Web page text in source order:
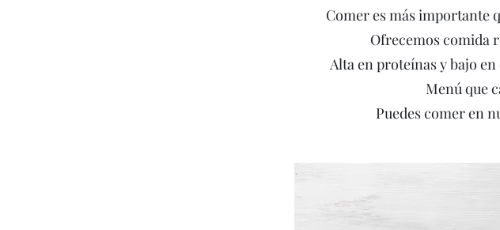
Comer es más importante
Ofrecemos comida
Alta en proteínas y bajo
Menú que
Puedes comer en